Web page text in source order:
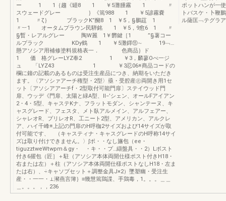
ー 1 1｛趨《罎8 1 ￥5灘腫霧 1 〃
スウェードグレー ｝《篶988 1 ￥5諺霧嚢
1 〃ζ｝ ブラックK”醐8 1 ￥5，§鵬莚 1
〃︸1 オータムプラウン民騨銘 1 ￥5，9愈6 1 〃
§暫・レアルグレー 陶W麗 1￥欝鍵［1 ”§薯コー
ルプラック KDy鶴 1 ￥5灘鐸⑪∼ 19﹁…
懸アソシア用補修塗料規格表一． 色商品｝ド
1 価 格グレーLYZ奉2 1 ￥3，麟蓼Oべ一ジ
ュ 「LYZ43 1 ￥3忍06※商品コードの
欄に鐘の記載のあるものは受注生産品につき、納期をいただき
ます。〈アソシァアーチ権型・2型〉亟・受腔産㊧両開き用1セ
ット〔アソシアアーチf・2型取付可能門扉〕ステイウッド門
扉、ウッデ《門扉、太陽と緑A型、ll−’シェン、オールFアイアン
2・4・5型、キャステKナ、フラットモダン、シャンテーヌ、キ
ャスグレード、フェスタ、メト臥アルメイン、アルフェアー、
シャレオR、プリレオR、工ニート2型、アメリカン、アルクレ
ア、ハイ千峰※上記の門扉のH呼枷2サイズおよび14サイズが取
付可能です、 （キャスティナ・キャスグレードのH呼称14サイ
ズは取り付けできません。〉∫ポ・・なし旛包（ee・
tiguzztweWtwpm＆gy・ ・キ・・プ…纈盤具・・2）Lボスト
付き6擢包（匠］＋駐（アソシア本体両開仕様ポスト付きH18・
右または左）＋柱（アソシア本体両開仕様ポストなしH18・左ま
たは右）、÷キャソプセット＋調整金具J×2）墜塑幽・受注生
産・・一一・⊥瀦燕言簿｝≡幾慧篶鶏諜、手鶏毒，1。。。＿＿
＿。。。，，236
ポットハンが一
トバスケ・卜鞭
ル薩匡﹁テグラ